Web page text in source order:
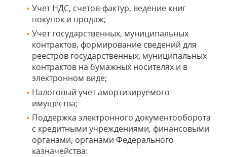
Учет НДС, счетов-фактур, ведение книг
покупок и продаж;
Учет государственных, муниципальных
контрактов, формирование сведений для
реестров государственных, муниципальных
контрактов на бумажных носителях и в
электронном виде;
Налоговый учет амортизируемого
имущества;
Поддержка электронного документооборота
с кредитными учреждениями, финансовыми
органами, органами Федерального
казначейства: